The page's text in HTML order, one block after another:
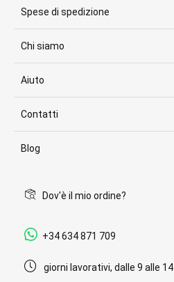
Spese di spedizione
Chi siamo
Aiuto
Contatti
Blog
Dov'è il mio ordine?
+34 634 871 709
giorni lavorativi, dalle 9 alle 14